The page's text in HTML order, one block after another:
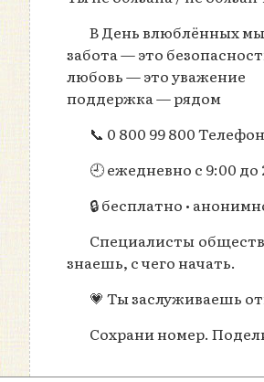
В День влюблённых
забота — это
любовь — это уважение
поддержка — рядом
📞 0 800 99 800
🕘 ежедневно с 9:00 до
🔒 бесплатно •
Специалисты
знаешь, с чего начать.
💗 Ты заслуживаешь
Сохрани номер.